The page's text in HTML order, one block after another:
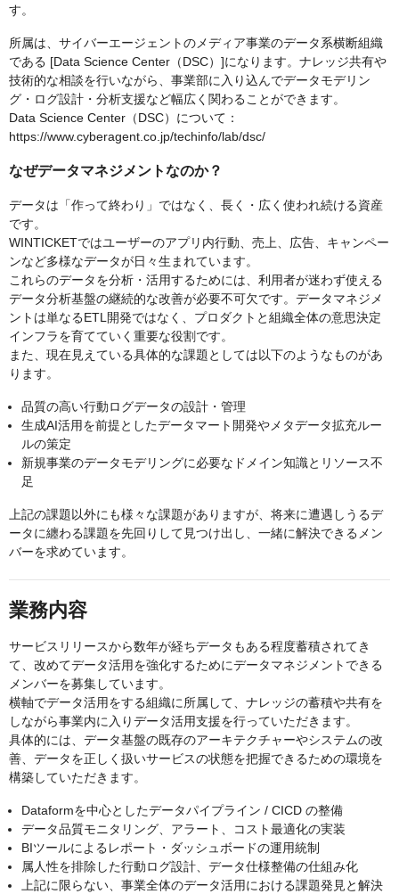
す。
所属は、サイバーエージェントのメディア事業のデータ系横断組織
である [Data Science Center（DSC）]になります。ナレッジ共有や
技術的な相談を行いながら、事業部に入り込んでデータモデリン
グ・ログ設計・分析支援など幅広く関わることができます。
Data Science Center（DSC）について：
https://www.cyberagent.co.jp/techinfo/lab/dsc/
なぜデータマネジメントなのか？
データは「作って終わり」ではなく、長く・広く使われ続ける資産
です。
WINTICKETではユーザーのアプリ内行動、売上、広告、キャンペー
ンなど多様なデータが日々生まれています。
これらのデータを分析・活用するためには、利用者が迷わず使える
データ分析基盤の継続的な改善が必要不可欠です。データマネジメ
ントは単なるETL開発ではなく、プロダクトと組織全体の意思決定
インフラを育てていく重要な役割です。
また、現在見えている具体的な課題としては以下のようなものがあ
ります。
品質の高い行動ログデータの設計・管理
生成AI活用を前提としたデータマート開発やメタデータ拡充ルー
ルの策定
新規事業のデータモデリングに必要なドメイン知識とリソース不
足
上記の課題以外にも様々な課題がありますが、将来に遭遇しうるデ
ータに纏わる課題を先回りして見つけ出し、一緒に解決できるメン
バーを求めています。
業務内容
サービスリリースから数年が経ちデータもある程度蓄積されてき
て、改めてデータ活用を強化するためにデータマネジメントできる
メンバーを募集しています。
横軸でデータ活用をする組織に所属して、ナレッジの蓄積や共有を
しながら事業内に入りデータ活用支援を行っていただきます。
具体的には、データ基盤の既存のアーキテクチャーやシステムの改
善、データを正しく扱いサービスの状態を把握できるための環境を
構築していただきます。
Dataformを中心としたデータパイプライン / CICD の整備
データ品質モニタリング、アラート、コスト最適化の実装
BIツールによるレポート・ダッシュボードの運用統制
属人性を排除した行動ログ設計、データ仕様整備の仕組み化
上記に限らない、事業全体のデータ活用における課題発見と解決